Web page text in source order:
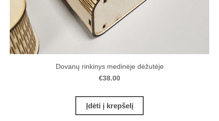
Dovanų rinkinys medinėje dėžutėje
€38.00
Įdėti į krepšelį